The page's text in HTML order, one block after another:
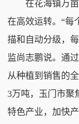
在花海镇万亩
在高效运转。“每
描和自动分级，
监尚志鹏说。通
从种植到销售的
3万吨，玉门市聚
特色产业，加快